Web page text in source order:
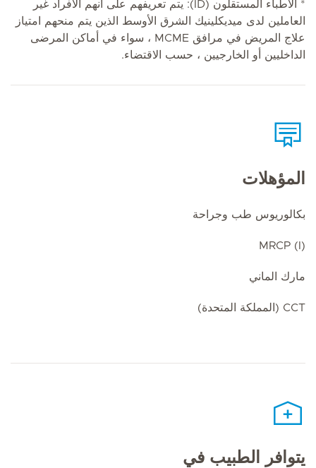
* الأطباء المستقلون (ID): يتم تعريفهم على أنهم الأفراد غير
العاملين لدى ميديكلينيك الشرق الأوسط الذين يتم منحهم امتياز
علاج المريض في مرافق MCME ، سواء في أماكن المرضى
الداخليين أو الخارجيين ، حسب الاقتضاء.
المؤهلات
بكالوريوس طب وجراحة
MRCP (I)
مارك الماني
CCT (المملكة المتحدة)
يتوافر الطبيب في